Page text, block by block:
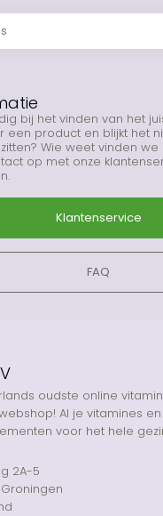
bij het vinden van het
een product en blijkt het
Wie weet vinden
op met onze
Klantenservice
FAQ
oudste online
Al je vitamines en
voor het hele
2A-5